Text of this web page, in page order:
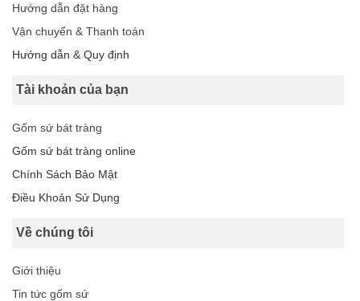
Hướng dẫn đặt hàng
Vận chuyển & Thanh toán
Hướng dẫn & Quy định
Tài khoản của bạn
Gốm sứ bát tràng
Gốm sứ bát tràng online
Chính Sách Bảo Mật
Điều Khoản Sử Dụng
Về chúng tôi
Giới thiệu
Tin tức gốm sứ